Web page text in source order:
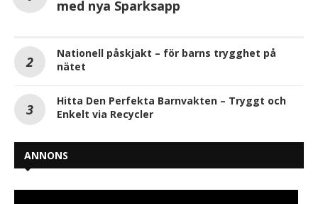
med nya Sparksapp
Nationell påskjakt – för barns trygghet på
nätet
Hitta Den Perfekta Barnvakten – Tryggt och
Enkelt via Recycler
ANNONS